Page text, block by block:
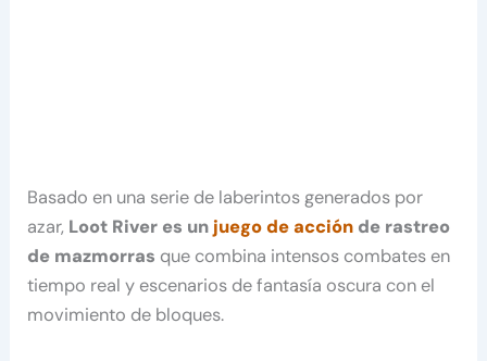
Basado en una serie de laberintos generados por
azar, Loot River es un juego de acción de rastreo
de mazmorras que combina intensos combates en
tiempo real y escenarios de fantasía oscura con el
movimiento de bloques.